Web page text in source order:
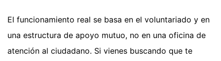
El funcionamiento real se basa en el voluntariado y en
una estructura de apoyo mutuo, no en una oficina de
atención al ciudadano. Si vienes buscando que te